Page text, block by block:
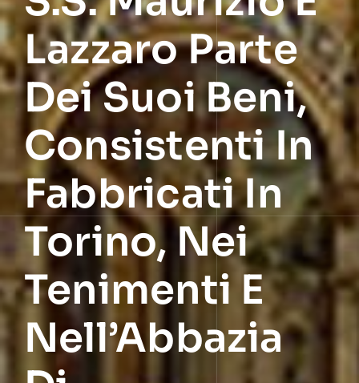
Lazzaro Parte
Dei Suoi Beni,
Consistenti In
Fabbricati In
Torino, Nei
Tenimenti E
Nell’Abbazia